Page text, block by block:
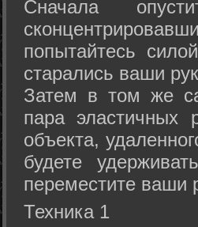
Сначала
попытайтесь
старались ваши
Затем в том же
пара эластичных
объекта,
будете
переместите ваши
Техника 1